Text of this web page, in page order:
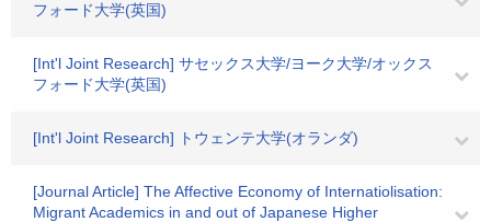
フォード大学(英国)
[Int'l Joint Research] サセックス大学/ヨーク大学/オックス
フォード大学(英国)
[Int'l Joint Research] トウェンテ大学(オランダ)
[Journal Article] The Affective Economy of Internatiolisation:
Migrant Academics in and out of Japanese Higher